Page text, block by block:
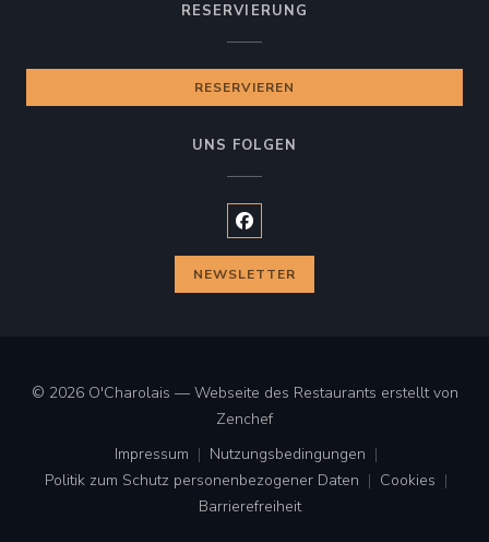
RESERVIERUNG
RESERVIEREN
UNS FOLGEN
Facebook ((öffnet ein neues
NEWSLETTER
© 2026 O'Charolais — Webseite des Restaurants erstellt von
Zenchef((öffnet ein neues Fenster))
Impressum
((öffnet ein neues Fenster))
Nutzungsbedingungen
((öffnet ein neues Fenster))
Politik zum Schutz personenbezogener Daten
((öffnet ein neues Fenster))
Cookies
((öffnet
Barrierefreiheit
((öffnet ein neues Fenster))